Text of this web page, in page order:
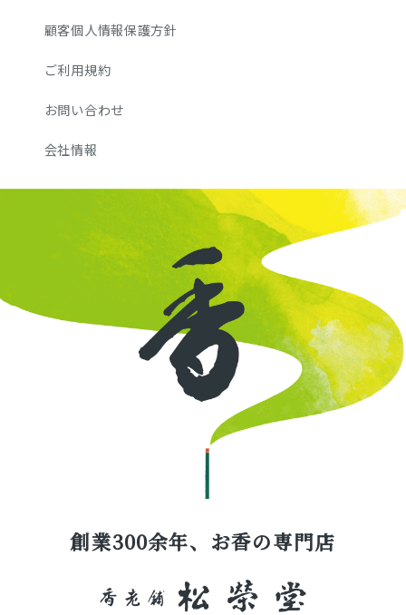
顧客個人情報保護方針
ご利用規約
お問い合わせ
会社情報
創業300余年、お香の専門店